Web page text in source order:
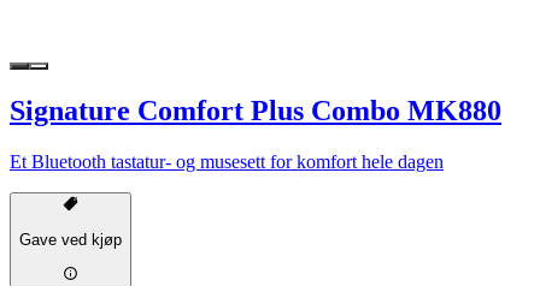
Signature Comfort Plus Combo MK880
Et Bluetooth tastatur- og musesett for komfort hele dagen
Gave ved kjøp